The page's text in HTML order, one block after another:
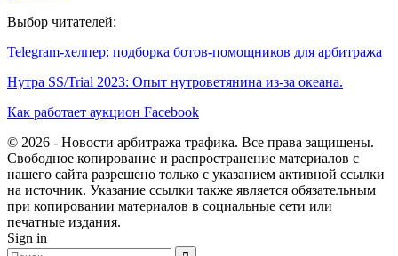
Выбор читателей:
Telegram-хелпер: подборка ботов-помощников для арбитража
Нутра SS/Trial 2023: Опыт нутроветянина из-за океана.
Как работает аукцион Facebook
© 2026 - Новости арбитража трафика. Все права защищены.
Свободное копирование и распространение материалов с
нашего сайта разрешено только с указанием активной ссылки
на источник. Указание ссылки также является обязательным
при копировании материалов в социальные сети или
печатные издания.
Sign in